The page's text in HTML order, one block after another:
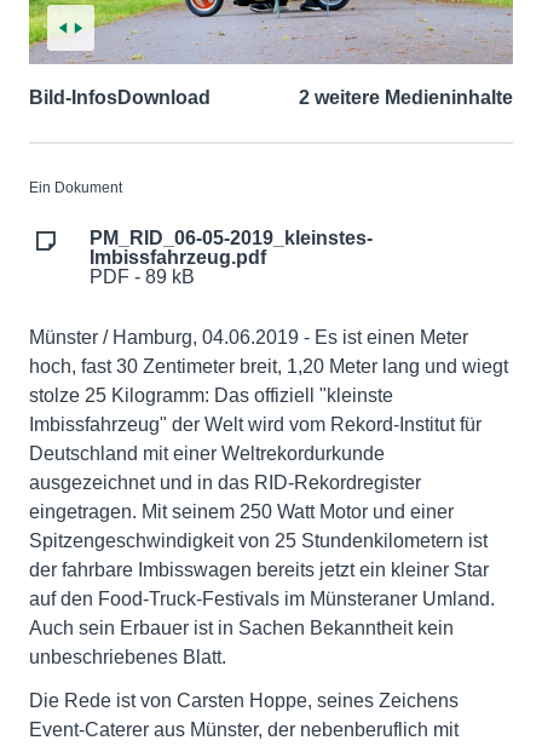
Bild-InfosDownload 2 weitere Medieninhalte
Ein Dokument
PM_RID_06-05-2019_kleinstes-
Imbissfahrzeug.pdf
PDF - 89 kB
Münster / Hamburg, 04.06.2019 - Es ist einen Meter
hoch, fast 30 Zentimeter breit, 1,20 Meter lang und wiegt
stolze 25 Kilogramm: Das offiziell "kleinste
Imbissfahrzeug" der Welt wird vom Rekord-Institut für
Deutschland mit einer Weltrekordurkunde
ausgezeichnet und in das RID-Rekordregister
eingetragen. Mit seinem 250 Watt Motor und einer
Spitzengeschwindigkeit von 25 Stundenkilometern ist
der fahrbare Imbisswagen bereits jetzt ein kleiner Star
auf den Food-Truck-Festivals im Münsteraner Umland.
Auch sein Erbauer ist in Sachen Bekanntheit kein
unbeschriebenes Blatt.
Die Rede ist von Carsten Hoppe, seines Zeichens
Event-Caterer aus Münster, der nebenberuflich mit